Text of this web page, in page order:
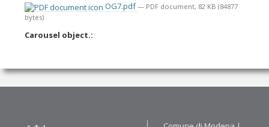
OG7.pdf— PDF document, 82 KB (84877
bytes)
Carousel object.:
Contatti